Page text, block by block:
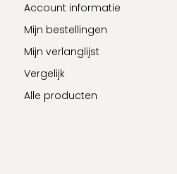
Account informatie
Mijn bestellingen
Mijn verlanglijst
Vergelijk
Alle producten